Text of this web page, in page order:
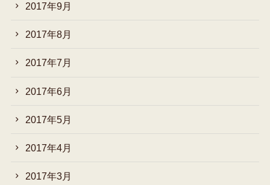
2017年9月
2017年8月
2017年7月
2017年6月
2017年5月
2017年4月
2017年3月